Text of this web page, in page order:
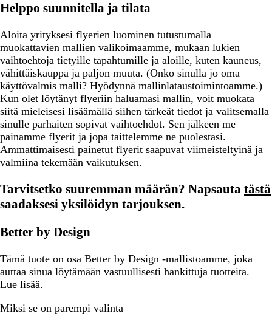
Helppo suunnitella ja tilata
Aloita yrityksesi flyerien luominen tutustumalla
muokattavien mallien valikoimaamme, mukaan lukien
vaihtoehtoja tietyille tapahtumille ja aloille, kuten kauneus,
vähittäiskauppa ja paljon muuta. (Onko sinulla jo oma
käyttövalmis malli? Hyödynnä mallinlataustoimintoamme.)
Kun olet löytänyt flyeriin haluamasi mallin, voit muokata
siitä mieleisesi lisäämällä siihen tärkeät tiedot ja valitsemalla
sinulle parhaiten sopivat vaihtoehdot. Sen jälkeen me
painamme flyerit ja jopa taittelemme ne puolestasi.
Ammattimaisesti painetut flyerit saapuvat viimeisteltyinä ja
valmiina tekemään vaikutuksen.
Tarvitsetko suuremman määrän? Napsauta tästä
saadaksesi yksilöidyn tarjouksen.
Better by Design
Tämä tuote on osa Better by Design -mallistoamme, joka
auttaa sinua löytämään vastuullisesti hankittuja tuotteita.
Lue lisää.
Miksi se on parempi valinta